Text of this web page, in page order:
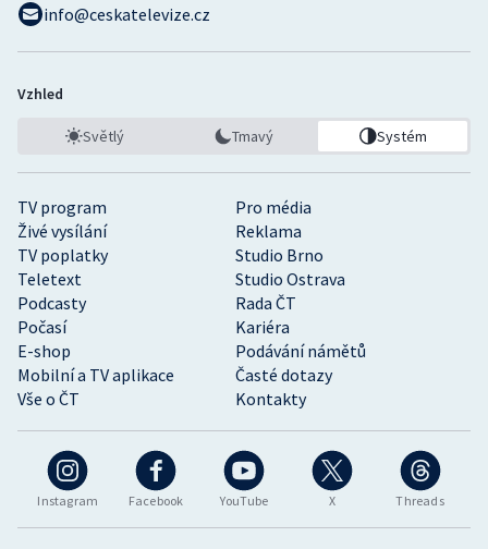
Instagram Facebook YouTube X Threads
TV program
Pro média
Živé vysílání
Reklama
TV poplatky
Studio Brno
Teletext
Studio Ostrava
Podcasty
Rada ČT
Počasí
Kariéra
E-shop
Podávání námětů
Mobilní a TV aplikace
Časté dotazy
Vše o ČT
Kontakty
info@ceskatelevize.cz
Vzhled
Světlý Tmavý Systém